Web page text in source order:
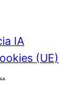
IA
(UE)